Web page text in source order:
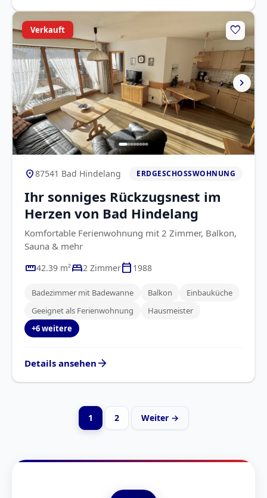
chevron_right
Verkauft favorite
location_on87541 Bad Hindelang ERDGESCHOSSWOHNUNG
Ihr sonniges Rückzugsnest im
Herzen von Bad Hindelang
Komfortable Ferienwohnung mit 2 Zimmer, Balkon,
Sauna & mehr
straighten42.39 m²bed2 Zimmercalendar_today 1988
Badezimmer mit Badewanne Balkon
Einbauküche
Geeignet als Ferienwohnung
Hausmeister
+6 weitere
Details ansehen arrow_forward
1 2 Weiter →